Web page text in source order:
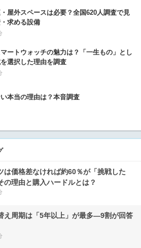
屋外スペースは必要？全国620人調査で見
求める設備
ートウォッチの魅力は？「一生もの」とし
選択した理由を調査
本当の理由は？本音調査
は価格差なければ約60％が「挑戦した
の理由と購入ハードルとは？
え周期は「5年以上」が最多―9割が回答